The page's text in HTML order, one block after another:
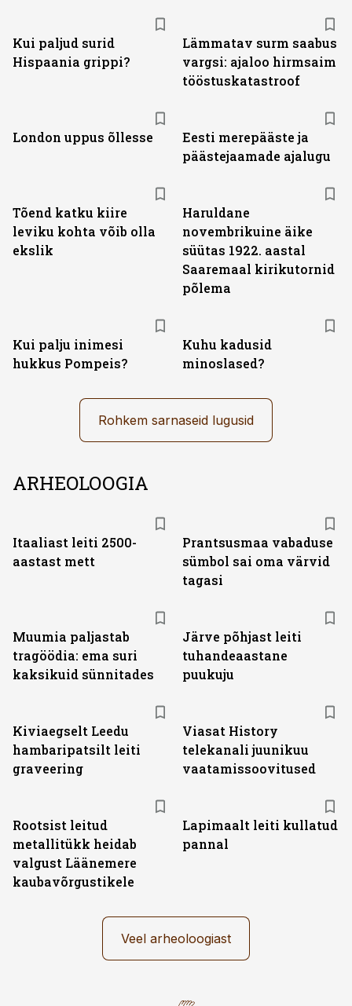
Kui paljud surid
Hispaania grippi?
Lämmatav surm saabus
vargsi: ajaloo hirmsaim
tööstuskatastroof
London uppus õllesse
Eesti merepääste ja
päästejaamade ajalugu
Tõend katku kiire
leviku kohta võib olla
ekslik
Haruldane
novembrikuine äike
süütas 1922. aastal
Saaremaal kirikutornid
põlema
Kui palju inimesi
hukkus Pompeis?
Kuhu kadusid
minoslased?
Rohkem sarnaseid lugusid
ARHEOLOOGIA
Itaaliast leiti 2500-
aastast mett
Prantsusmaa vabaduse
sümbol sai oma värvid
tagasi
Muumia paljastab
tragöödia: ema suri
kaksikuid sünnitades
Järve põhjast leiti
tuhandeaastane
puukuju
Kiviaegselt Leedu
hambaripatsilt leiti
graveering
Viasat History
telekanali juunikuu
vaatamissoovitused
Rootsist leitud
metallitükk heidab
valgust Läänemere
kaubavõrgustikele
Lapimaalt leiti kullatud
pannal
Veel arheoloogiast